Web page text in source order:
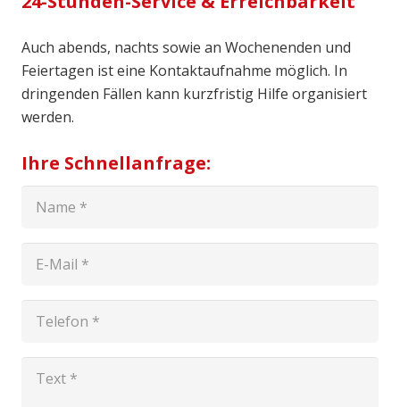
Auch abends, nachts sowie an Wochenenden und
Feiertagen ist eine Kontaktaufnahme möglich. In
dringenden Fällen kann kurzfristig Hilfe organisiert
werden.
Ihre Schnellanfrage: